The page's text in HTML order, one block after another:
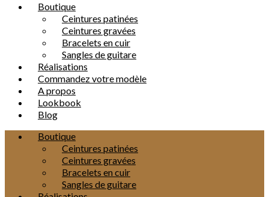
Boutique
Ceintures patinées
Ceintures gravées
Bracelets en cuir
Sangles de guitare
Réalisations
Commandez votre modèle
A propos
Lookbook
Blog
Boutique
Ceintures patinées
Ceintures gravées
Bracelets en cuir
Sangles de guitare